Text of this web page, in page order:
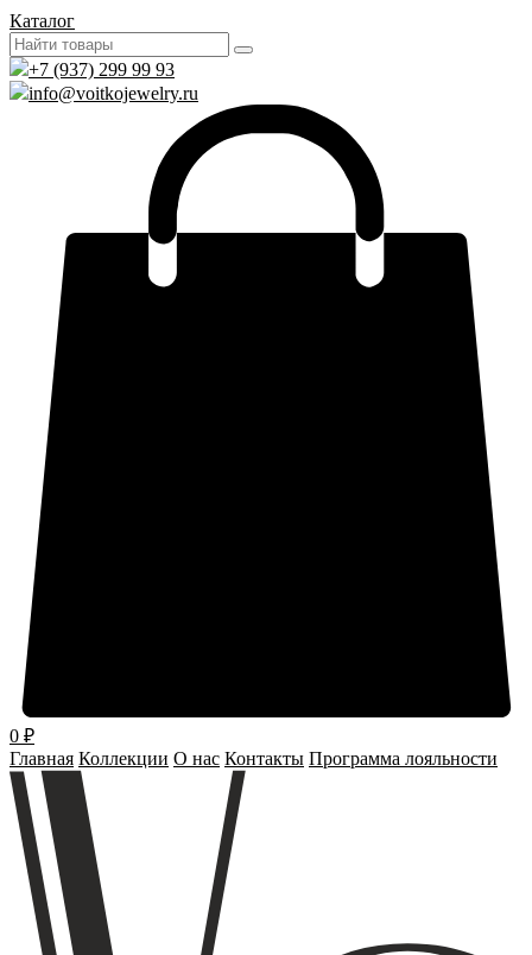
Каталог
+7 (937) 299 99 93
info@voitkojewelry.ru
0 ₽
Главная Коллекции О нас Контакты Программа лояльности